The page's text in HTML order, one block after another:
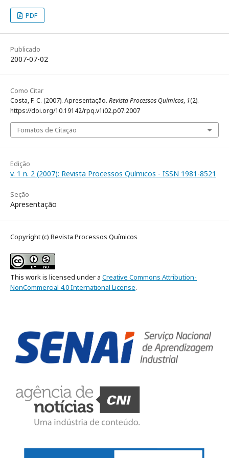
PDF
Publicado
2007-07-02
Como Citar
Costa, F. C. (2007). Apresentação. Revista Processos Químicos, 1(2).
https://doi.org/10.19142/rpq.v1i02.p07.2007
Fomatos de Citação
Edição
v. 1 n. 2 (2007): Revista Processos Químicos - ISSN 1981-8521
Seção
Apresentação
Copyright (c) Revista Processos Químicos
This work is licensed under a Creative Commons Attribution-
NonCommercial 4.0 International License.